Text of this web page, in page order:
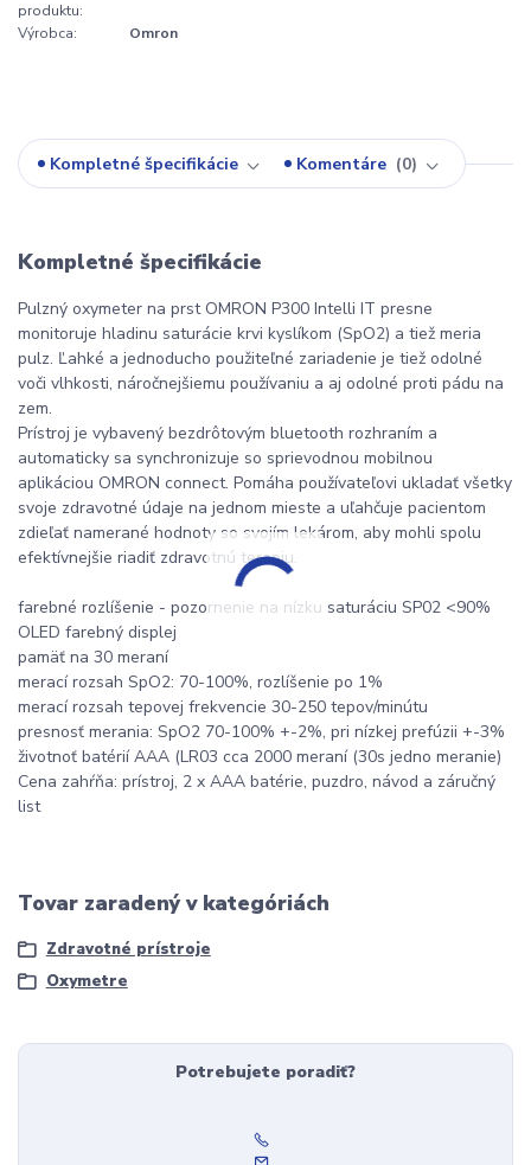
produktu:
Výrobca: Omron
Kompletné špecifikácie Komentáre 0
Kompletné špecifikácie
Pulzný oxymeter na prst OMRON P300 Intelli IT presne
monitoruje hladinu saturácie krvi kyslíkom (SpO2) a tiež meria
pulz. Ľahké a jednoducho použiteľné zariadenie je tiež odolné
voči vlhkosti, náročnejšiemu používaniu a aj odolné proti pádu na
zem.
Prístroj je vybavený bezdrôtovým bluetooth rozhraním a
automaticky sa synchronizuje so sprievodnou mobilnou
aplikáciou OMRON connect. Pomáha používateľovi ukladať všetky
svoje zdravotné údaje na jednom mieste a uľahčuje pacientom
zdieľať namerané hodnoty so svojím lekárom, aby mohli spolu
efektívnejšie riadiť zdravotnú terapiu.
farebné rozlíšenie - pozornenie na nízku saturáciu SP02 <90%
OLED farebný displej
pamäť na 30 meraní
merací rozsah SpO2: 70-100%, rozlíšenie po 1%
merací rozsah tepovej frekvencie 30-250 tepov/minútu
presnosť merania: SpO2 70-100% +-2%, pri nízkej prefúzii +-3%
životnoť batérií AAA (LR03 cca 2000 meraní (30s jedno meranie)
Cena zahŕňa: prístroj, 2 x AAA batérie, puzdro, návod a záručný
list
Tovar zaradený v kategóriách
Zdravotné prístroje
Oxymetre
Potrebujete poradiť?